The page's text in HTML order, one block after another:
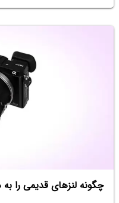
در ادامه بررسی می‌کنیم، توجه
چگونه لنزهای قدیمی را